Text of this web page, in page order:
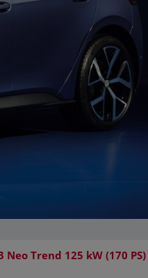
Neo Trend 125 kW (170